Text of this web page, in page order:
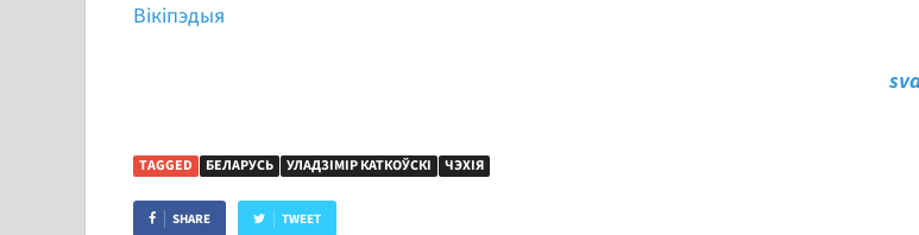
Вікіпэдыя
TAGGED БЕЛАРУСЬ УЛАДЗІМІР КАТКОЎСКІ ЧЭХІЯ
SHARE TWEET